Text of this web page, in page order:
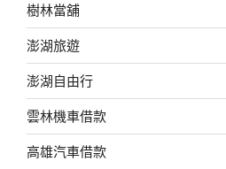
樹林當舖
澎湖旅遊
澎湖自由行
雲林機車借款
高雄汽車借款